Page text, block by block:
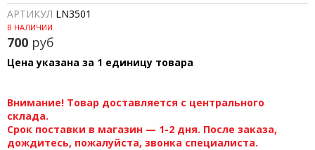
АРТИКУЛ LN3501
В НАЛИЧИИ
700 руб
Цена указана за 1 единицу товара
Внимание! Товар доставляется с центрального
склада.
Срок поставки в магазин — 1-2 дня. После заказа,
дождитесь, пожалуйста, звонка специалиста.